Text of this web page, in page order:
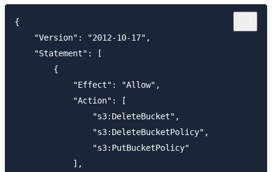
{
    "Version": "2012-10-17",
    "Statement": [
        {
            "Effect": "Allow",
            "Action": [
                "s3:DeleteBucket",
                "s3:DeleteBucketPolicy",
                "s3:PutBucketPolicy"
            ],